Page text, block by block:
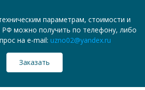
параметрам, стоимости и
РФ можно получить по телефону, либо
на e-mail: uzno02@yandex.ru
Заказать